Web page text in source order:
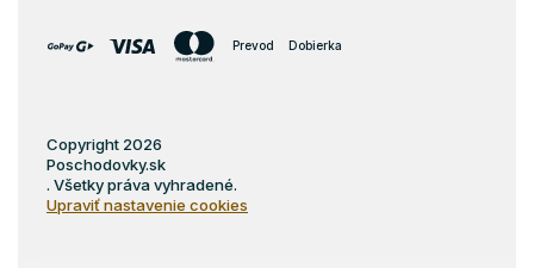
Prevod Dobierka
Copyright 2026
Poschodovky.sk
. Všetky práva vyhradené.
Upraviť nastavenie cookies